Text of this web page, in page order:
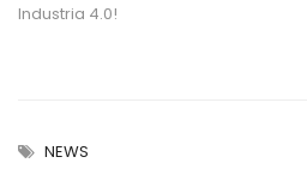
Industria 4.0!
NEWS